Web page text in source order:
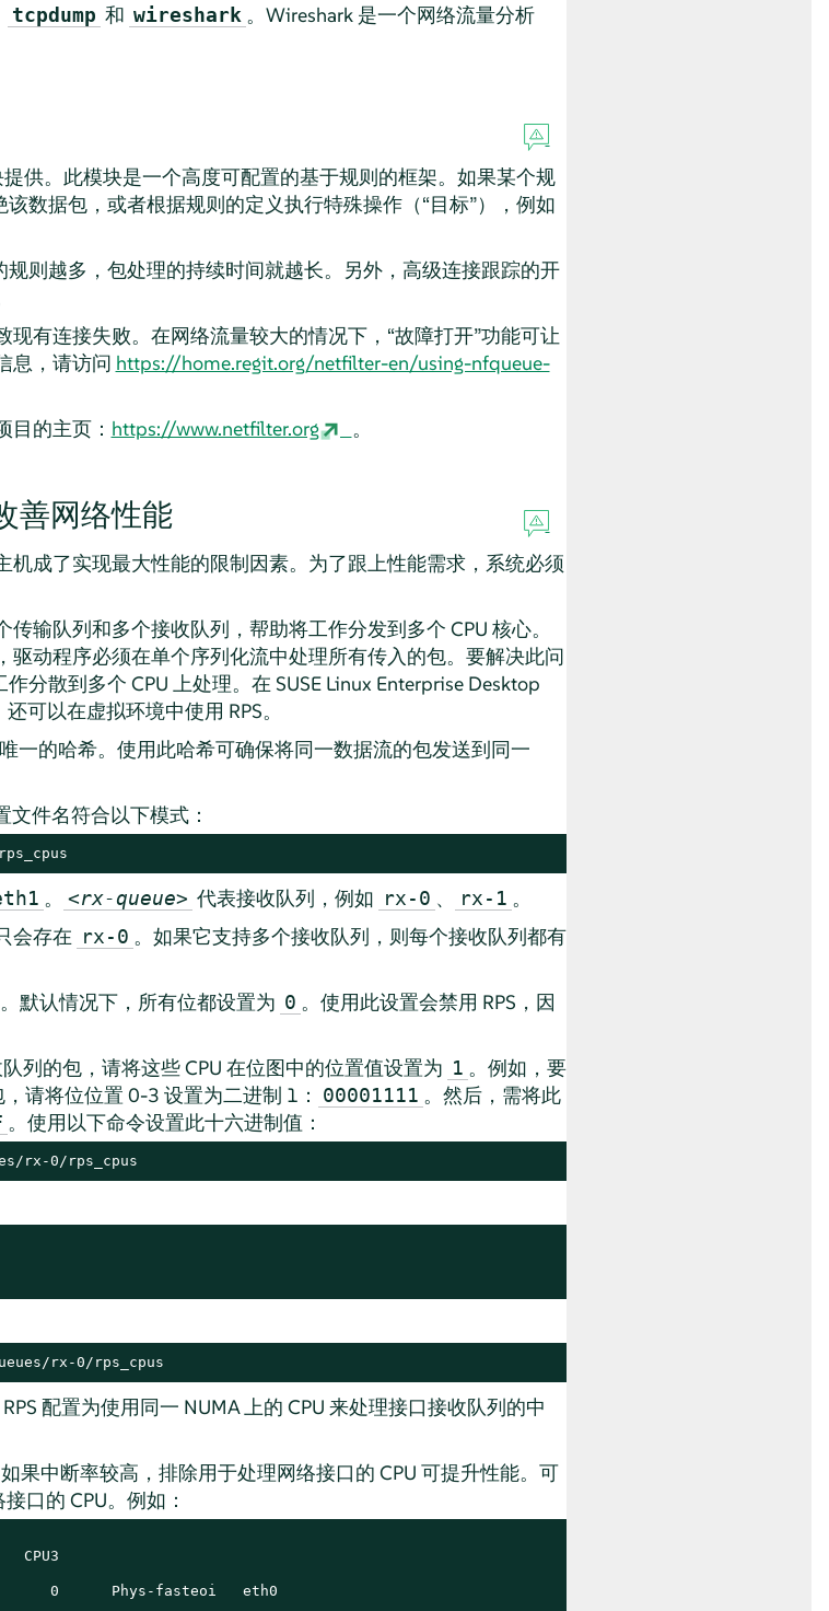
tcpdump 和 wireshark 。Wireshark 是一个网络流量分析
供。此模块是一个高度可配置的基于规则的框架。如果某个规
数据包，或者根据规则的定义执行特殊操作（“目标”），例如
则越多，包处理的持续时间就越长。另外，高级连接跟踪的开
有连接失败。在网络流量较大的情况下，“故障打开”功能可让
息，请访问 https://home.regit.org/netfilter-en/using-nfqueue-
的主页： https://www.netfilter.org 。
善网络性能
成了实现最大性能的限制因素。为了跟上性能需求，系统必须
输队列和多个接收队列，帮助将工作分发到多个 CPU 核心。
动程序必须在单个序列化流中处理所有传入的包。要解决此问
分散到多个 CPU 上处理。在 SUSE Linux Enterprise Desktop
可以在虚拟环境中使用 RPS。
一的哈希。使用此哈希可确保将同一数据流的包发送到同一
文件名符合以下模式：
。 <rx-queue> 代表接收队列，例如 rx-0 、 rx-1 。
会存在 rx-0 。如果它支持多个接收队列，则每个接收队列都有
默认情况下，所有位都设置为 0 。使用此设置会禁用 RPS，因
列的包，请将这些 CPU 在位图中的位置值设置为 1 。例如，要
请将位位置 0-3 设置为二进制 1：
00001111 。然后，需将此
。使用以下命令设置此十六进制值：
rx-0/rps_cpus
rx-0/rps_cpus
配置为使用同一 NUMA 上的 CPU 来处理接口接收队列的中
果中断率较高，排除用于处理网络接口的 CPU 可提升性能。可
口的 CPU。例如：
CPU3
0      Phys-fasteoi   eth0